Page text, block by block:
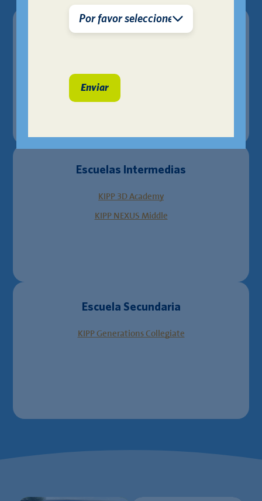
Escuelas Primarias
KIPP NEXUS Primary
Escuelas Intermedias
KIPP 3D Academy
KIPP NEXUS Middle
Escuela Secundaria
KIPP Generations Collegiate